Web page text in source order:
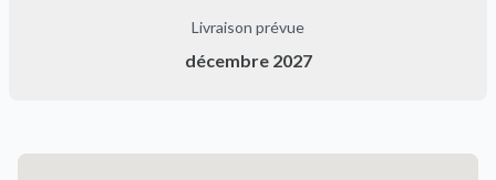
Livraison prévue
décembre 2027